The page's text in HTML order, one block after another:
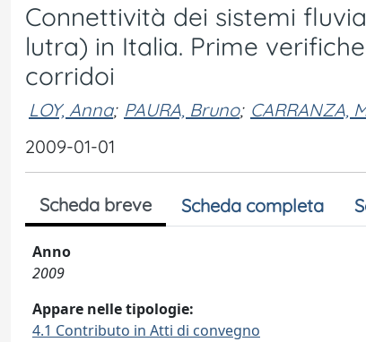
Connettività dei sistemi
lutra) in Italia. Prime
corridoi
LOY, Anna; PAURA, Bruno; CARRANZA,
2009-01-01
Scheda breve Scheda completa
Anno
2009
Appare nelle tipologie:
4.1 Contributo in Atti di convegno